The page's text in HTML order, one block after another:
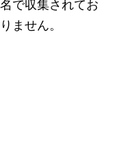
で収集されてお
ません。